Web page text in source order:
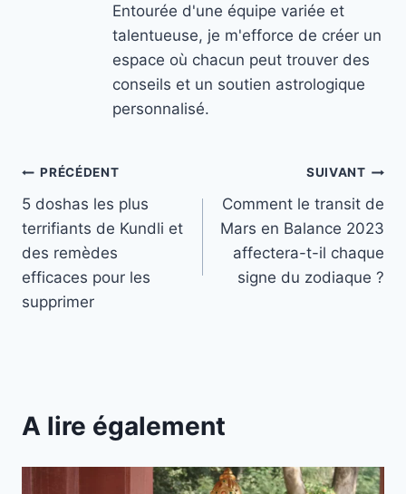
Entourée d'une équipe variée et
talentueuse, je m'efforce de créer un
espace où chacun peut trouver des
conseils et un soutien astrologique
personnalisé.
Navigation
de
l’article
PRÉCÉDENT
5 doshas les plus
terrifiants de Kundli et
des remèdes
efficaces pour les
supprimer
SUIVANT
Comment le transit de
Mars en Balance 2023
affectera-t-il chaque
signe du zodiaque ?
A lire également